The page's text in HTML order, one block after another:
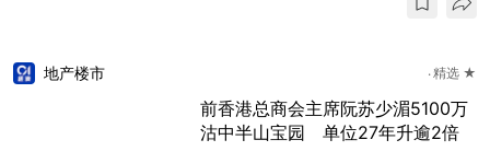
地产楼市 精选 ★
前香港总商会主席阮苏少湄5100万
沽中半山宝园 单位27年升逾2倍